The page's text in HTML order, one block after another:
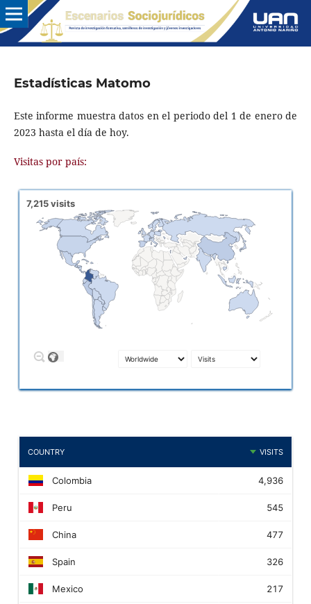
Estadísticas Matomo
Este informe muestra datos en el periodo del 1 de enero de
2023 hasta el día de hoy.
Visitas por país: